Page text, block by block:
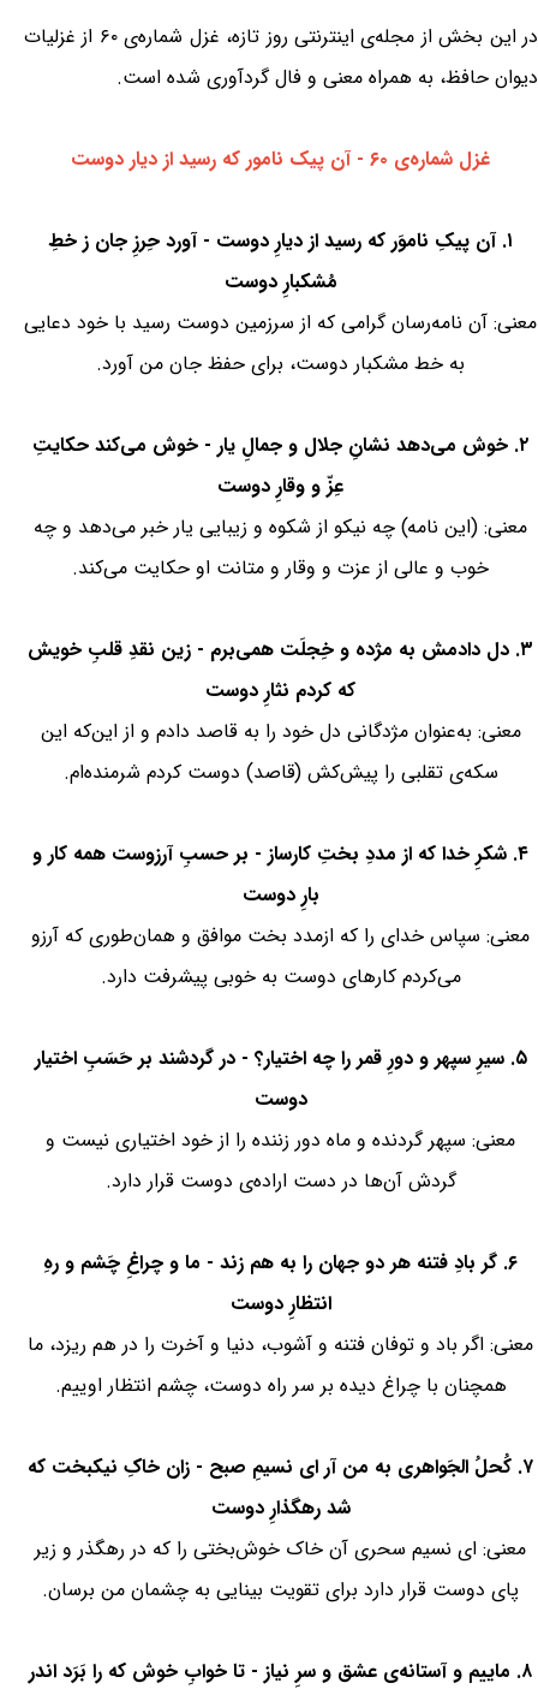
در این بخش از مجله‌ی اینترنتی روز تازه، غزل شماره‌ی ۶۰ از غزلیات
دیوان حافظ، به همراه معنی و فال گردآوری شده است.
غزل شماره‌ی ۶۰ - آن پیک نامور که رسید از دیار دوست
۱. آن پیکِ ناموَر که رسید از دیارِ دوست - آورد حِرزِ جان ز خطِ
مُشکبارِ دوست
معنی: آن نامه‌رسان گرامی که از سرزمین دوست رسید با خود دعایی
به خط مشکبار دوست، برای حفظ جان من آورد.
۲. خوش می‌دهد نشانِ جلال و جمالِ یار - خوش می‌کند حکایتِ
عِزّ و وقارِ دوست
معنی: (این نامه) چه نیکو از شکوه و زیبایی یار خبر می‌دهد و چه
خوب و عالی از عزت و وقار و متانت او حکایت می‌کند.
۳. دل دادمش به مژده و خِجلَت همی‌برم - زین نقدِ قلبِ خویش
که کردم نثارِ دوست
معنی: به‌عنوان مژدگانی دل خود را به قاصد دادم و از این‌که این
سکه‌ی تقلبی را پیش‌کش (قاصد) دوست کردم شرمنده‌ام.
۴. شکرِ خدا که از مددِ بختِ کارساز - بر حسبِ آرزوست همه کار و
بارِ دوست
معنی: سپاس خدای را که ازمدد بخت موافق و همان‌طوری که آرزو
می‌کردم کارهای دوست به خوبی پیشرفت دارد.
۵. سیرِ سپهر و دورِ قمر را چه اختیار؟ - در گردشند بر حَسَبِ اختیار
دوست
معنی: سپهر گردنده و ماه دور زننده را از خود اختیاری نیست و
گردش آن‌ها در دست اراده‌ی دوست قرار دارد.
۶. گر بادِ فتنه هر دو جهان را به هم زند - ما و چراغِ چَشم و رهِ
انتظارِ دوست
معنی: اگر باد و توفان فتنه و ‌آشوب، دنیا و آخرت را در هم ریزد، ما
همچنان با چراغ دیده بر سر راه دوست، چشم انتظار اوییم.
۷. کُحلُ الجَواهری به من آر ای نسیمِ صبح - زان خاکِ نیکبخت که
شد رهگذارِ دوست
معنی: ای نسیم سحری آن خاک خوش‌بختی را که در رهگذر و زیر
پای دوست قرار دارد برای تقویت بینایی به چشمان من برسان.
۸. ماییم و آستانه‌ی عشق و سرِ نیاز - تا خوابِ خوش که را بَرَد اندر